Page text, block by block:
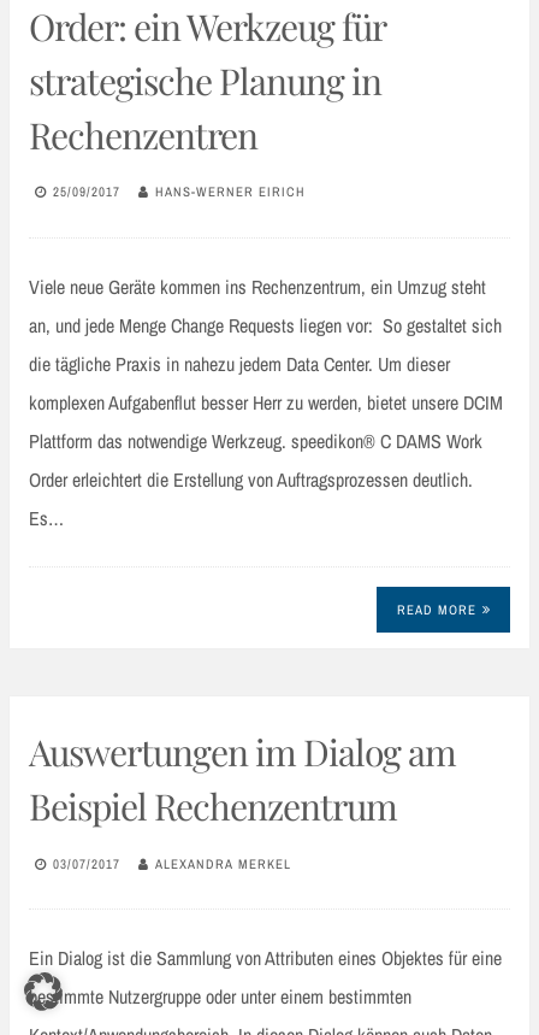
Order: ein Werkzeug für
strategische Planung in
Rechenzentren
25/09/2017 HANS-WERNER EIRICH
Viele neue Geräte kommen ins Rechenzentrum, ein Umzug steht
an, und jede Menge Change Requests liegen vor: So gestaltet sich
die tägliche Praxis in nahezu jedem Data Center. Um dieser
komplexen Aufgabenflut besser Herr zu werden, bietet unsere DCIM
Plattform das notwendige Werkzeug. speedikon® C DAMS Work
Order erleichtert die Erstellung von Auftragsprozessen deutlich.
Es…
READ MORE
Auswertungen im Dialog am
Beispiel Rechenzentrum
03/07/2017 ALEXANDRA MERKEL
Ein Dialog ist die Sammlung von Attributen eines Objektes für eine
bestimmte Nutzergruppe oder unter einem bestimmten